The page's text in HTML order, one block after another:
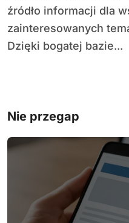
źródło informacji dla
zainteresowanych
Dzięki bogatej bazie...
Nie przegap